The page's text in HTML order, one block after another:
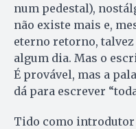
num pedestal),
não existe mais e,
eterno retorno,
algum dia. Mas o
É provável, mas a
dá para escrever
Tido como